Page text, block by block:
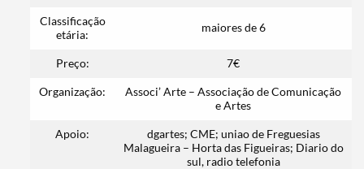
Filtros
Classificação
etária:
maiores de 6
Preço: 7€
Organização:
Associ’ Arte – Associação de Comunicação
e Artes
Apoio:
dgartes; CME; uniao de Freguesias
Malagueira – Horta das Figueiras; Diario do
sul, radio telefonia